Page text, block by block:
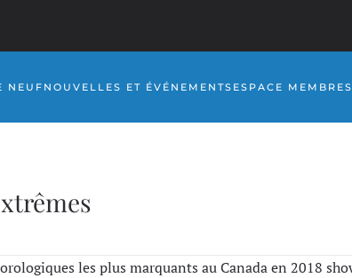
NEUF NOUVELLES ET ÉVÉNEMENTS ESPACE MEMBRES